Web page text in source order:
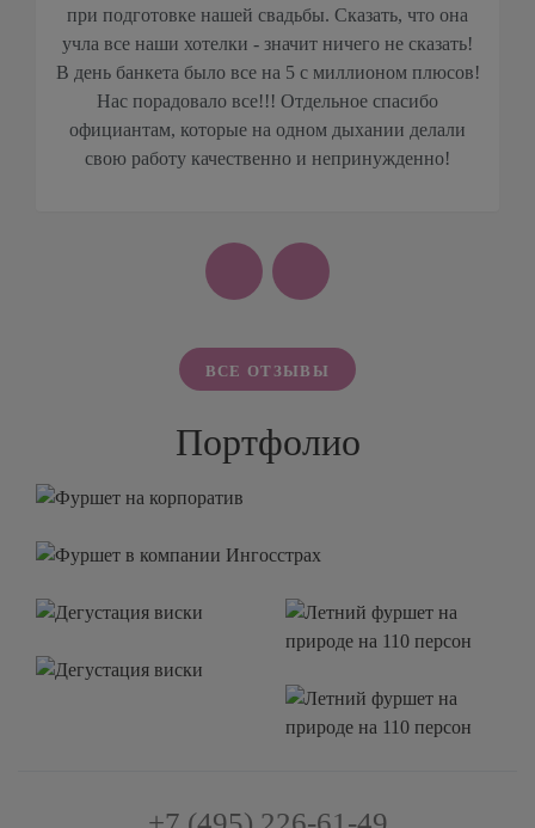
при подготовке нашей свадьбы. Сказать, что она
учла все наши хотелки - значит ничего не сказать!
В день банкета было все на 5 с миллионом плюсов!
Нас порадовало все!!! Отдельное спасибо
официантам, которые на одном дыхании делали
свою работу качественно и непринужденно!
ВСЕ ОТЗЫВЫ
Портфолио